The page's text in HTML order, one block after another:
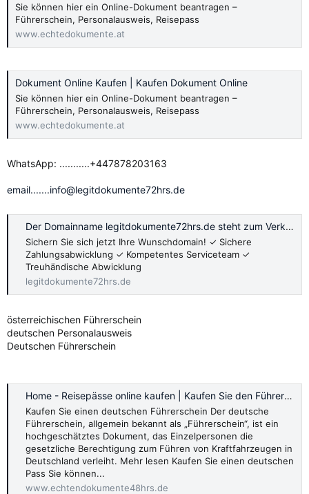
Sie können hier ein Online-Dokument beantragen –
Führerschein, Personalausweis, Reisepass
www.echtedokumente.at
Dokument Online Kaufen | Kaufen Dokument Online
Sie können hier ein Online-Dokument beantragen –
Führerschein, Personalausweis, Reisepass
www.echtedokumente.at
WhatsApp: ...........+447878203163
email.......info@legitdokumente72hrs.de
Der Domainname legitdokumente72hrs.de steht zum Verkauf.
Sichern Sie sich jetzt Ihre Wunschdomain! ✓ Sichere
Zahlungsabwicklung ✓ Kompetentes Serviceteam ✓
Treuhändische Abwicklung
legitdokumente72hrs.de
österreichischen Führerschein
deutschen Personalausweis
Deutschen Führerschein
Home - Reisepässe online kaufen | Kaufen Sie den Führerschein online
Kaufen Sie einen deutschen Führerschein Der deutsche
Führerschein, allgemein bekannt als „Führerschein“, ist ein
hochgeschätztes Dokument, das Einzelpersonen die
gesetzliche Berechtigung zum Führen von Kraftfahrzeugen in
Deutschland verleiht. Mehr lesen Kaufen Sie einen deutschen
Pass Sie können...
www.echtendokumente48hrs.de